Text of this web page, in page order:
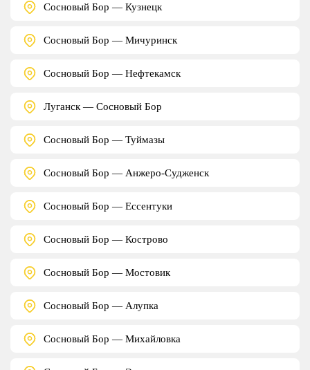
Сосновый Бор — Кузнецк
Сосновый Бор — Мичуринск
Сосновый Бор — Нефтекамск
Луганск — Сосновый Бор
Сосновый Бор — Туймазы
Сосновый Бор — Анжеро-Судженск
Сосновый Бор — Ессентуки
Сосновый Бор — Кострово
Сосновый Бор — Мостовик
Сосновый Бор — Алупка
Сосновый Бор — Михайловка